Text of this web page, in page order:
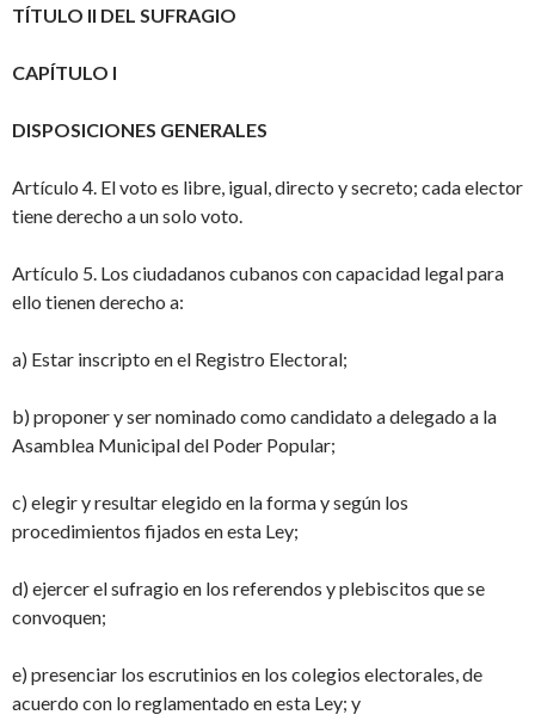
TÍTULO II DEL SUFRAGIO
CAPÍTULO I
DISPOSICIONES GENERALES
Artículo 4. El voto es libre, igual, directo y secreto; cada elector
tiene derecho a un solo voto.
Artículo 5. Los ciudadanos cubanos con capacidad legal para
ello tienen derecho a:
a) Estar inscripto en el Registro Electoral;
b) proponer y ser nominado como candidato a delegado a la
Asamblea Municipal del Poder Popular;
c) elegir y resultar elegido en la forma y según los
procedimientos fijados en esta Ley;
d) ejercer el sufragio en los referendos y plebiscitos que se
convoquen;
e) presenciar los escrutinios en los colegios electorales, de
acuerdo con lo reglamentado en esta Ley; y